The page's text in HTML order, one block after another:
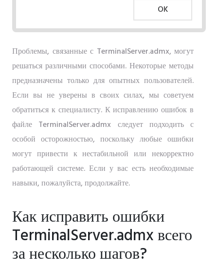
OK
Проблемы, связанные с TerminalServer.admx, могут
решаться различными способами. Некоторые методы
предназначены только для опытных пользователей.
Если вы не уверены в своих силах, мы советуем
обратиться к специалисту. К исправлению ошибок в
файле TerminalServer.admx следует подходить с
особой осторожностью, поскольку любые ошибки
могут привести к нестабильной или некорректно
работающей системе. Если у вас есть необходимые
навыки, пожалуйста, продолжайте.
Как исправить ошибки
TerminalServer.admx всего
за несколько шагов?